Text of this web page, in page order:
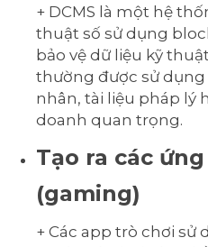
+ DCMS là một hệ
thuật số sử dụng
bảo vệ dữ liệu kỹ
thường được sử dụng
nhân, tài liệu pháp lý
doanh quan trọng.
Tạo ra các
(gaming)
+ Các app trò chơi sử